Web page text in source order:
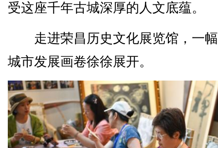
受这座千年古城深厚的人文底蕴。
走进荣昌历史文化展览馆，一幅
城市发展画卷徐徐展开。